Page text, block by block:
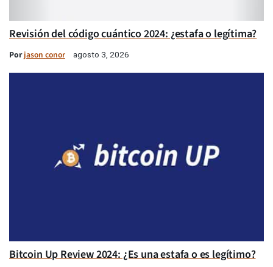
Revisión del código cuántico 2024: ¿estafa o legítima?
Porjason conor agosto 3, 2026
Bitcoin Up Review 2024: ¿Es una estafa o es legítimo?